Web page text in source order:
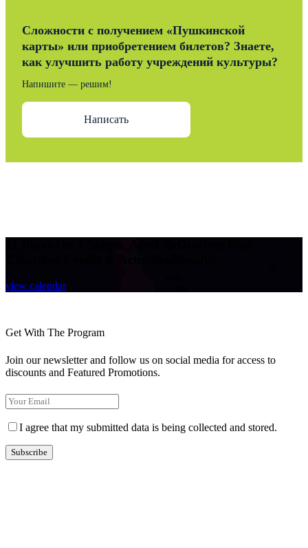
Сложности с получением «Пушкинской
карты» или приобретением билетов? Знаете,
как улучшить работу учреждений культуры?
Напишите — решим!
Написать
view calendar
Get With The Program
Join our newsletter and follow us on social media for access to
discounts and Featured Promotions.
I agree that my submitted data is being collected and stored.